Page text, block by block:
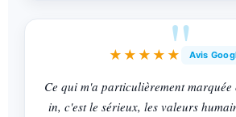
★★★★★ Avis
Ce qui m'a particulièrement
in, c'est le sérieux, les valeurs